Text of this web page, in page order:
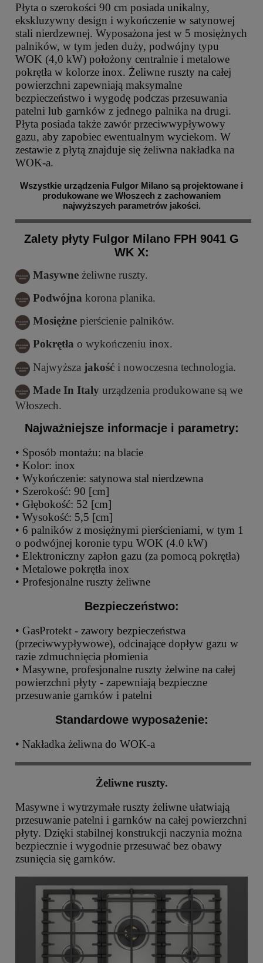
Płyta o szerokości 90 cm posiada unikalny,
ekskluzywny design i wykończenie w satynowej
stali nierdzewnej. Wyposażona jest w 5 mosiężnych
palników, w tym jeden duży, podwójny typu
WOK (4,0 kW) położony centralnie i metalowe
pokrętła w kolorze inox. Żeliwne ruszty na całej
powierzchni zapewniają maksymalne
bezpieczeństwo i wygodę podczas przesuwania
patelni lub garnków z jednego palnika na drugi.
Płyta posiada także zawór przeciwwypływowy
gazu, aby zapobiec ewentualnym wyciekom. W
zestawie z płytą znajduje się żeliwna nakładka na
WOK-a.
Wszystkie urządzenia Fulgor Milano są projektowane i
produkowane we Włoszech z zachowaniem
najwyższych parametrów jakości.
Zalety płyty Fulgor Milano FPH 9041 G
WK X:
Masywne żeliwne ruszty.
Podwójna korona planika.
Mosiężne pierścienie palników.
Pokrętła o wykończeniu inox.
Najwyższa jakość i nowoczesna technologia.
Made In Italy urządzenia produkowane są we
Włoszech.
Najważniejsze informacje i parametry:
• Sposób montażu: na blacie
• Kolor: inox
• Wykończenie: satynowa stal nierdzewna
• Szerokość: 90 [cm]
• Głębokość: 52 [cm]
• Wysokość: 5,5 [cm]
• 6 palników z mosiężnymi pierścieniami, w tym 1
o podwójnej koronie typu WOK (4.0 kW)
• Elektroniczny zapłon gazu (za pomocą pokrętła)
• Metalowe pokrętła inox
• Profesjonalne ruszty żeliwne
Bezpieczeństwo:
• GasProtekt - zawory bezpieczeństwa
(przeciwwypływowe), odcinające dopływ gazu w
razie zdmuchnięcia płomienia
• Masywne, profesjonalne ruszty żelwine na całej
powierzchni płyty - zapewniają bezpieczne
przesuwanie garnków i patelni
Standardowe wyposażenie:
• Nakładka żeliwna do WOK-a
Żeliwne ruszty.
Masywne i wytrzymałe ruszty żeliwne ułatwiają
przesuwanie patelni i garnków na całej powierzchni
płyty. Dzięki stabilnej konstrukcji naczynia można
bezpiecznie i wygodnie przesuwać bez obawy
zsunięcia się garnków.